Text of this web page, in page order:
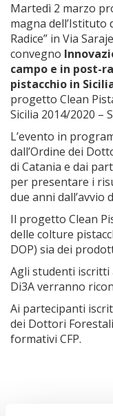
Martedì 2 marzo
magna dell’Istituto
Radice” in Via
convegno
campo e in post-
pistacchio in
progetto Clean
Sicilia 2014/2020 –
L’evento in
dall’Ordine dei
di Catania e dai
per presentare i
due anni
Il progetto Clean
delle colture
DOP) sia dei
Agli studenti iscritti
Di3A verranno
Ai partecipanti
dei Dottori
formativi CFP.